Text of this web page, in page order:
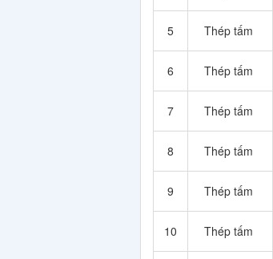
5 Thép tấm
6 Thép tấm
7 Thép tấm
8 Thép tấm
9 Thép tấm
10 Thép tấm